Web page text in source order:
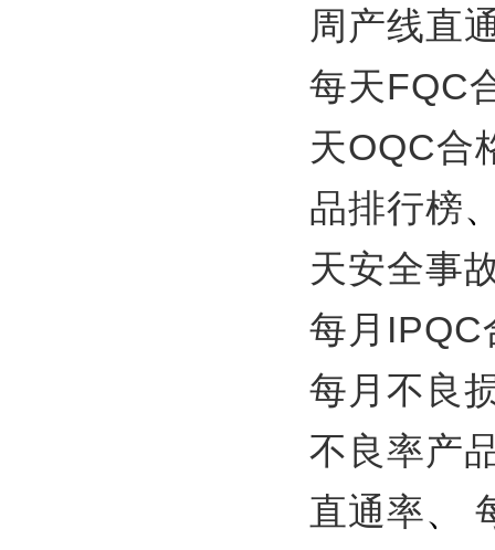
周产线直
每天FQC
天OQC合
品排行榜
天安全事
每月IPQC
每月不良
不良率产
直通率、